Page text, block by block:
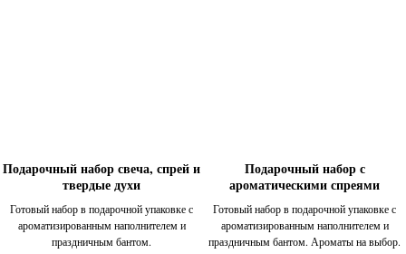
Подарочный набор свеча, спрей и
твердые духи
Готовый набор в подарочной упаковке с
ароматизированным наполнителем и
праздничным бантом.
Подарочный набор с
ароматическими спреями
Готовый набор в подарочной упаковке с
ароматизированным наполнителем и
праздничным бантом. Ароматы на выбор.